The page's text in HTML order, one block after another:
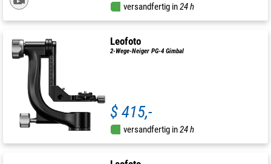
versandfertig in24 h
Leofoto
2-Wege-Neiger PG-4 Gimbal
$ 415,-
versandfertig in24 h